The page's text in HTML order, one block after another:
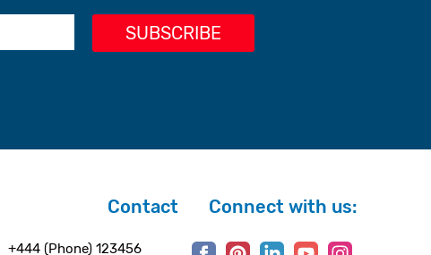
Contact
+444 (Phone) 123456
Connect with us: